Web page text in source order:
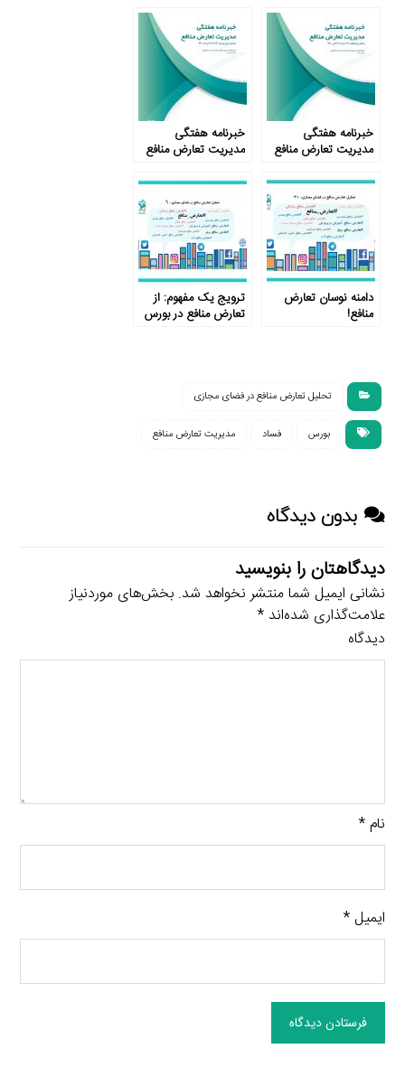
خبرنامه هفتگی
مدیریت تعارض منافع
خبرنامه هفتگی
مدیریت تعارض منافع
دامنه نوسان تعارض
منافع!
ترویج یک مفهوم: از
تعارض منافع در بورس
تحلیل تعارض منافع در فضای مجازی
بورس فساد مدیریت تعارض منافع
بدون دیدگاه
دیدگاهتان را بنویسید
نشانی ایمیل شما منتشر نخواهد شد. بخش‌های موردنیاز
علامت‌گذاری شده‌اند*
دیدگاه
نام*
ایمیل*
فرستادن دیدگاه